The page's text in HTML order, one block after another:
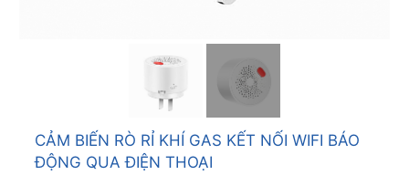
CẢM BIẾN RÒ RỈ KHÍ GAS KẾT NỐI WIFI BÁO
ĐỘNG QUA ĐIỆN THOẠI